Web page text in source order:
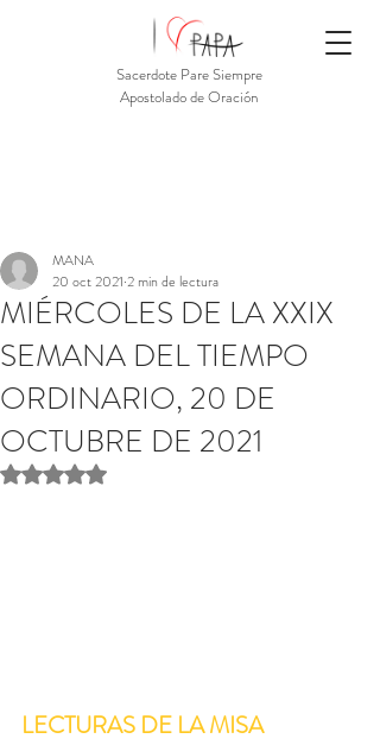
Sacerdote Pare Siempre
Apostolado de Oración
MIÉRCOLES DE LA XXIX
SEMANA DEL TIEMPO
ORDINARIO, 20 DE
OCTUBRE DE 2021
MANA
20 oct 2021 2 min de lectura
Obtuvo NaN de 5 estrellas.
LECTURAS DE LA MISA